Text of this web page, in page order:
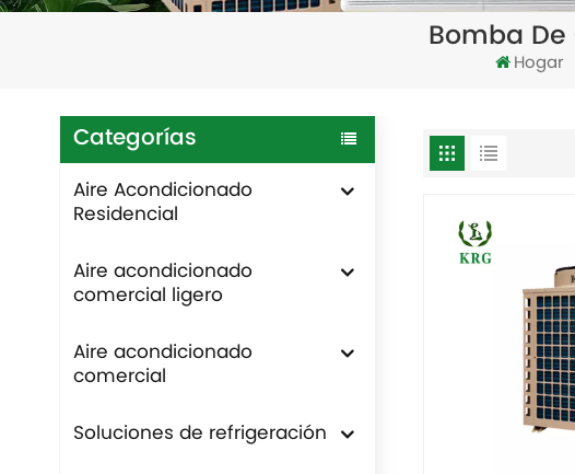
Bomba
Hogar
Categorías
Aire Acondicionado
Residencial
Aire acondicionado
comercial ligero
Aire acondicionado
comercial
Soluciones de refrigeración